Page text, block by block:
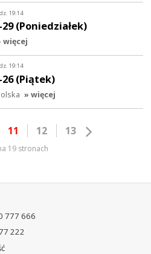
19:14
29 (Poniedziałek)
więcej
19:14
26 (Piątek)
» więcej
11 12 13
19 stronach
777 666
222